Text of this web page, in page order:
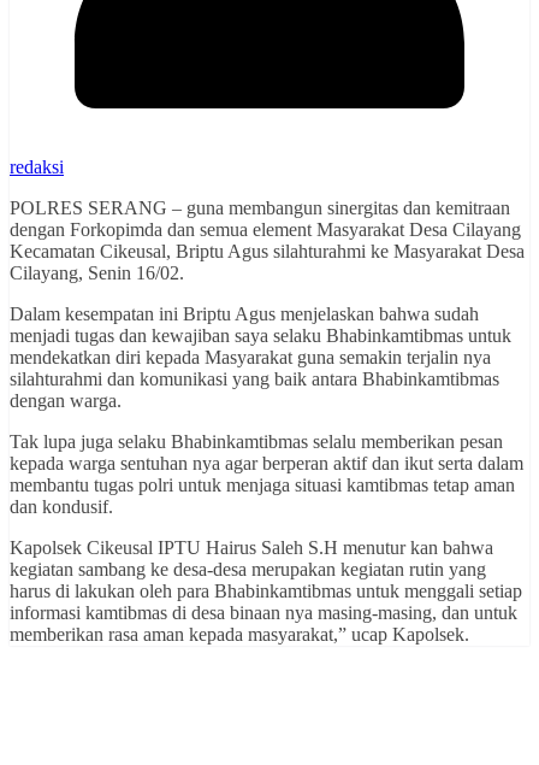
redaksi
POLRES SERANG – guna membangun sinergitas dan kemitraan
dengan Forkopimda dan semua element Masyarakat Desa Cilayang
Kecamatan Cikeusal, Briptu Agus silahturahmi ke Masyarakat Desa
Cilayang, Senin 16/02.
Dalam kesempatan ini Briptu Agus menjelaskan bahwa sudah
menjadi tugas dan kewajiban saya selaku Bhabinkamtibmas untuk
mendekatkan diri kepada Masyarakat guna semakin terjalin nya
silahturahmi dan komunikasi yang baik antara Bhabinkamtibmas
dengan warga.
Tak lupa juga selaku Bhabinkamtibmas selalu memberikan pesan
kepada warga sentuhan nya agar berperan aktif dan ikut serta dalam
membantu tugas polri untuk menjaga situasi kamtibmas tetap aman
dan kondusif.
Kapolsek Cikeusal IPTU Hairus Saleh S.H menutur kan bahwa
kegiatan sambang ke desa-desa merupakan kegiatan rutin yang
harus di lakukan oleh para Bhabinkamtibmas untuk menggali setiap
informasi kamtibmas di desa binaan nya masing-masing, dan untuk
memberikan rasa aman kepada masyarakat,” ucap Kapolsek.